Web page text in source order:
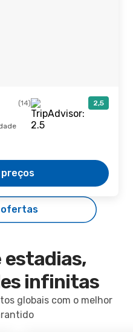
(14) 2,5
ofertas
estadias,
infinitas
globais com o melhor